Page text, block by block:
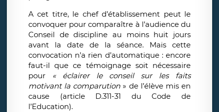
A cet titre, le chef d’établissement peut le
convoquer pour comparaître à l’audience du
Conseil de discipline au moins huit jours
avant la date de la séance. Mais cette
convocation n’a rien d’automatique : encore
faut-il que ce témoignage soit nécessaire
pour
« éclairer le conseil sur les faits
motivant la comparution» de l’élève mis en
cause (article D.311-31 du Code de
l’Education).